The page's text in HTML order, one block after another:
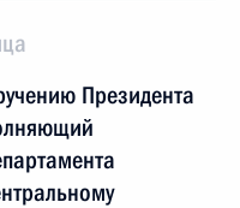
Президента